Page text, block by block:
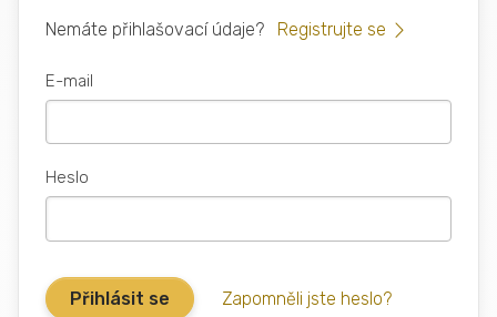
Nemáte přihlašovací údaje? Registrujte se
E-mail
Heslo
Zapomněli jste heslo?